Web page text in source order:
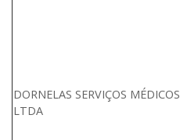
DORNELAS SERVIÇOS MÉDICOS
LTDA